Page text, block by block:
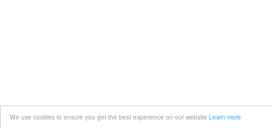
We use cookies to ensure you get the best experience on our website Learn more